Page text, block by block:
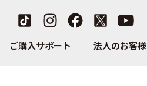
ご購入サポート 法人のお客様